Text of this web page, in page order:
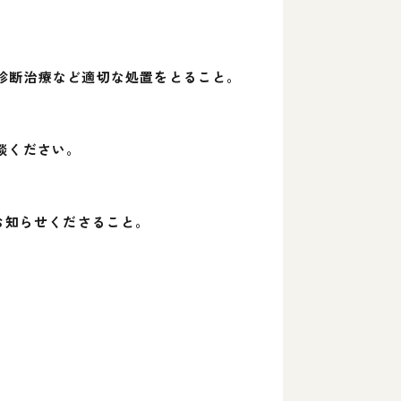
治療など適切な処置をとること。
ださい。
らせくださること。